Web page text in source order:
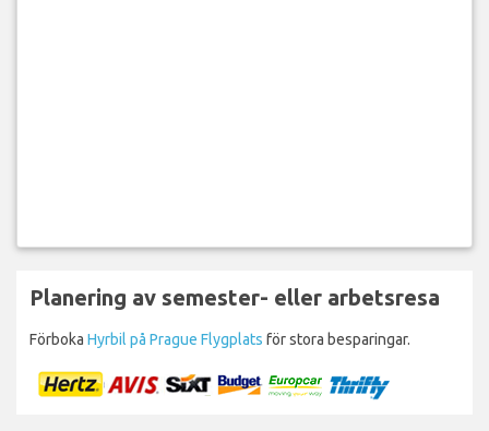
Planering av semester- eller arbetsresa
Förboka Hyrbil på Prague Flygplats för stora besparingar.